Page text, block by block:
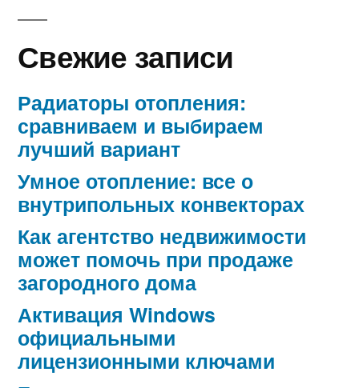
Свежие записи
Радиаторы отопления:
сравниваем и выбираем
лучший вариант
Умное отопление: все о
внутрипольных конвекторах
Как агентство недвижимости
может помочь при продаже
загородного дома
Активация Windows
официальными
лицензионными ключами